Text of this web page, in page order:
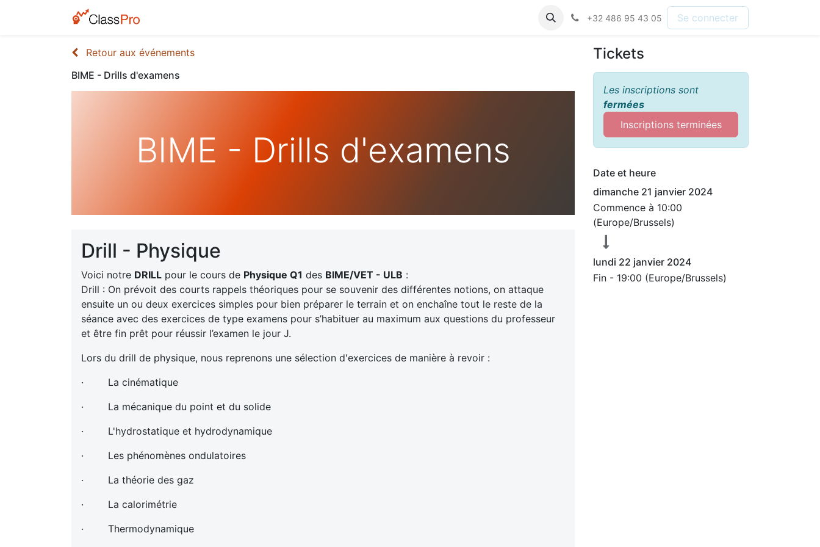
+32 486 95 43 05 Se connecter
Retour aux événements
BIME - Drills d'examens
BIME - Drills d'examens
Drill - Physique
Voici notre DRILL pour le cours de Physique Q1 des BIME/VET - ULB :
Drill : On prévoit des courts rappels théoriques pour se souvenir des différentes notions, on attaque
ensuite un ou deux exercices simples pour bien préparer le terrain et on enchaîne tout le reste de la
séance avec des exercices de type examens pour s’habituer au maximum aux questions du professeur
et être fin prêt pour réussir l’examen le jour J.
Lors du drill de physique, nous reprenons une sélection d'exercices de manière à revoir :
· La cinématique
· La mécanique du point et du solide
· L'hydrostatique et hydrodynamique
· Les phénomènes ondulatoires
· La théorie des gaz
· La calorimétrie
· Thermodynamique
Tickets
Les inscriptions sont
fermées
Inscriptions terminées
Date et heure
dimanche 21 janvier 2024
Commence à 10:00
(Europe/Brussels)
lundi 22 janvier 2024
Fin - 19:00 (Europe/Brussels)